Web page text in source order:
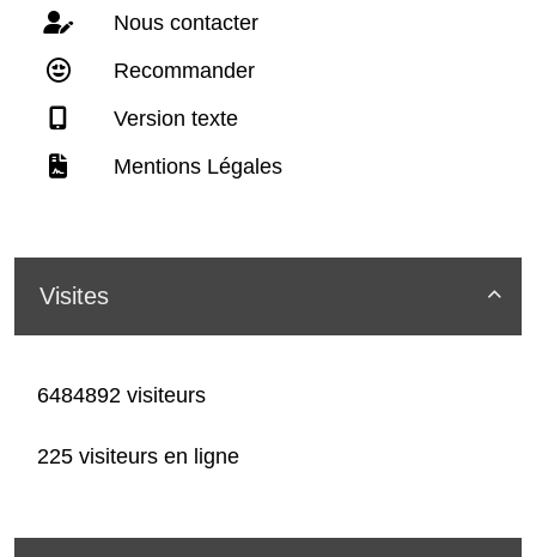
Nous contacter
Recommander
Version texte
Mentions Légales

Visites
6484892 visiteurs
225 visiteurs en ligne